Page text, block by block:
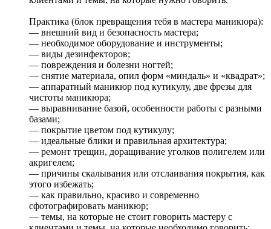
Практика (блок превращения тебя в мастера маникюра):
— внешний вид и безопасность мастера;
— необходимое оборудование и инструменты;
— виды дезинфекторов;
— повреждения и болезни ногтей;
— снятие материала, опил форм «миндаль» и «квадрат»;
— аппаратный маникюр под кутикулу, две фрезы для
чистоты маникюра;
— выравнивание базой, особенности работы с разными
базами;
— покрытие цветом под кутикулу;
— идеальные блики и правильная архитектура;
— ремонт трещин, доращивание уголков полигелем или
акригелем;
— причины скалывания или отслаивания покрытия, как
этого избежать;
— как правильно, красиво и современно
сфотографировать маникюр;
— темы, на которые не стоит говорить мастеру с